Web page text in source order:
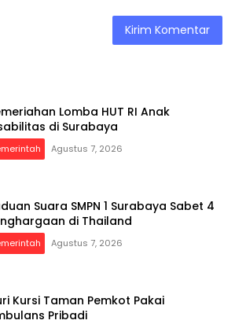
Lomba HUT RI Anak
di Surabaya
Agustus 7, 2026
Suara SMPN 1 Surabaya Sabet 4
di Thailand
Agustus 7, 2026
Kursi Taman Pemkot Pakai
Pribadi